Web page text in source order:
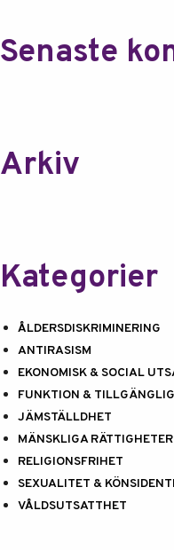
Senaste
Arkiv
Kategorier
ÅLDERSDISKRIMINERING
ANTIRASISM
EKONOMISK & SOCIAL
FUNKTION &
JÄMSTÄLLDHET
MÄNSKLIGA RÄTTIGHETER
RELIGIONSFRIHET
SEXUALITET &
VÅLDSUTSATTHET